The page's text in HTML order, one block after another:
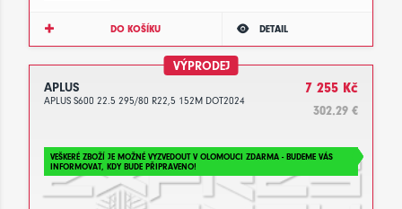
DO KOŠÍKU DETAIL
VÝPRODEJ
APLUS
APLUS S600 22.5 295/80 R22,5 152M DOT2024
7 255 Kč
302.29 €
VEŠKERÉ ZBOŽÍ JE MOŽNÉ VYZVEDOUT V OLOMOUCI ZDARMA - BUDEME VÁS
INFORMOVAT, KDY BUDE PŘIPRAVENO!